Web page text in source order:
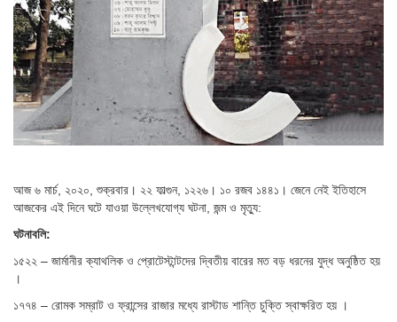
আজ ৬ মার্চ, ২০২০, শুক্রবার। ২২ ফাল্গুন, ১২২৬। ১০ রজব ১৪৪১। জেনে নেই ইতিহাসে
আজকের এই দিনে ঘটে যাওয়া উল্লেখযোগ্য ঘটনা, জন্ম ও মৃত্যু:
ঘটনাবলি:
১৫২২ – জার্মানীর ক্যাথলিক ও প্রোটেস্টান্টদের দ্বিতীয় বারের মত বড় ধরনের যুদ্ধ অনুষ্ঠিত হয়
।
১৭৭৪ – রোমক সম্রাট ও ফ্রান্সের রাজার মধ্যে রাস্টাড শান্তি চুক্তি স্বাক্ষরিত হয় ।